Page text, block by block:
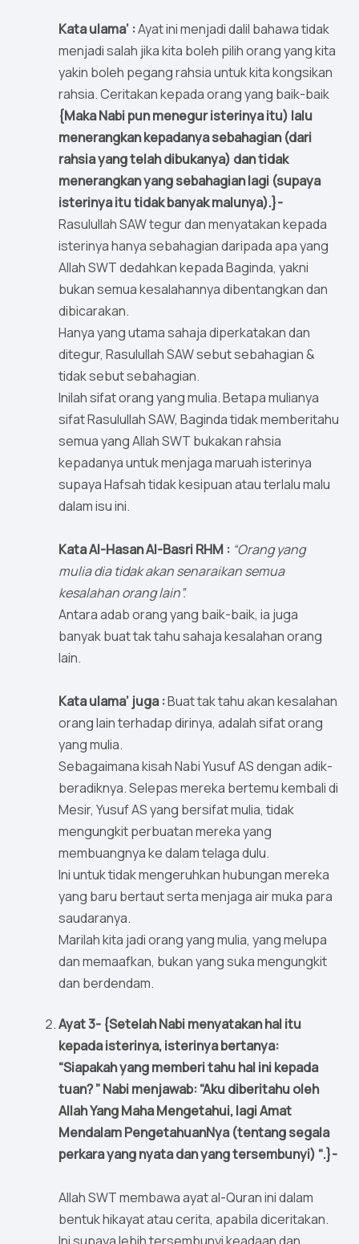
Kata ulama’ :Ayat ini menjadi dalil bahawa tidak
menjadi salah jika kita boleh pilih orang yang kita
yakin boleh pegang rahsia untuk kita kongsikan
rahsia. Ceritakan kepada orang yang baik-baik
{Maka Nabi pun menegur isterinya itu) lalu
menerangkan kepadanya sebahagian (dari
rahsia yang telah dibukanya) dan tidak
menerangkan yang sebahagian lagi (supaya
isterinya itu tidak banyak malunya).}-
Rasulullah SAW tegur dan menyatakan kepada
isterinya hanya sebahagian daripada apa yang
Allah SWT dedahkan kepada Baginda, yakni
bukan semua kesalahannya dibentangkan dan
dibicarakan.
Hanya yang utama sahaja diperkatakan dan
ditegur, Rasulullah SAW sebut sebahagian &
tidak sebut sebahagian.
Inilah sifat orang yang mulia. Betapa mulianya
sifat Rasulullah SAW, Baginda tidak memberitahu
semua yang Allah SWT bukakan rahsia
kepadanya untuk menjaga maruah isterinya
supaya Hafsah tidak kesipuan atau terlalu malu
dalam isu ini.
Kata Al-Hasan Al-Basri RHM : “Orang yang
mulia dia tidak akan senaraikan semua
kesalahan orang lain”.
Antara adab orang yang baik-baik, ia juga
banyak buat tak tahu sahaja kesalahan orang
lain.
Kata ulama’ juga :Buat tak tahu akan kesalahan
orang lain terhadap dirinya, adalah sifat orang
yang mulia.
Sebagaimana kisah Nabi Yusuf AS dengan adik-
beradiknya. Selepas mereka bertemu kembali di
Mesir, Yusuf AS yang bersifat mulia, tidak
mengungkit perbuatan mereka yang
membuangnya ke dalam telaga dulu.
Ini untuk tidak mengeruhkan hubungan mereka
yang baru bertaut serta menjaga air muka para
saudaranya.
Marilah kita jadi orang yang mulia, yang melupa
dan memaafkan, bukan yang suka mengungkit
dan berdendam.
Ayat 3- {Setelah Nabi menyatakan hal itu
kepada isterinya, isterinya bertanya:
“Siapakah yang memberi tahu hal ini kepada
tuan? ” Nabi menjawab: “Aku diberitahu oleh
Allah Yang Maha Mengetahui, lagi Amat
Mendalam PengetahuanNya (tentang segala
perkara yang nyata dan yang tersembunyi) “.}-
Allah SWT membawa ayat al-Quran ini dalam
bentuk hikayat atau cerita, apabila diceritakan.